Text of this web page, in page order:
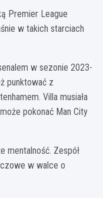
Premier League
w takich starciach
w sezonie 2023-
punktować z
Villa musiała
pokonać Man City
mentalność. Zespół
w walce o